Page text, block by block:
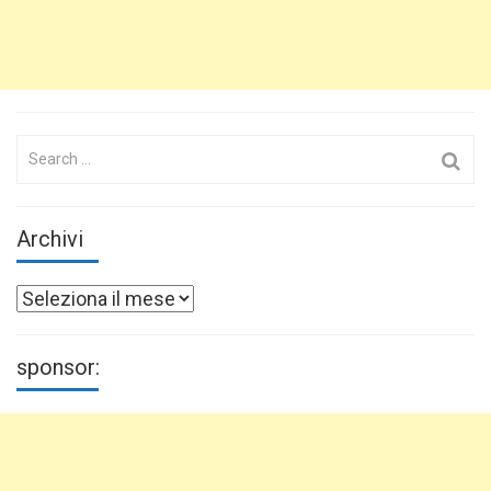
Search
Archivi
Archivi
sponsor: